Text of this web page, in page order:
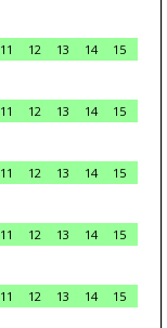
11 12 13 14
15
11 12 13 14
15
11 12 13 14
15
11 12 13 14
15
11 12 13 14
15